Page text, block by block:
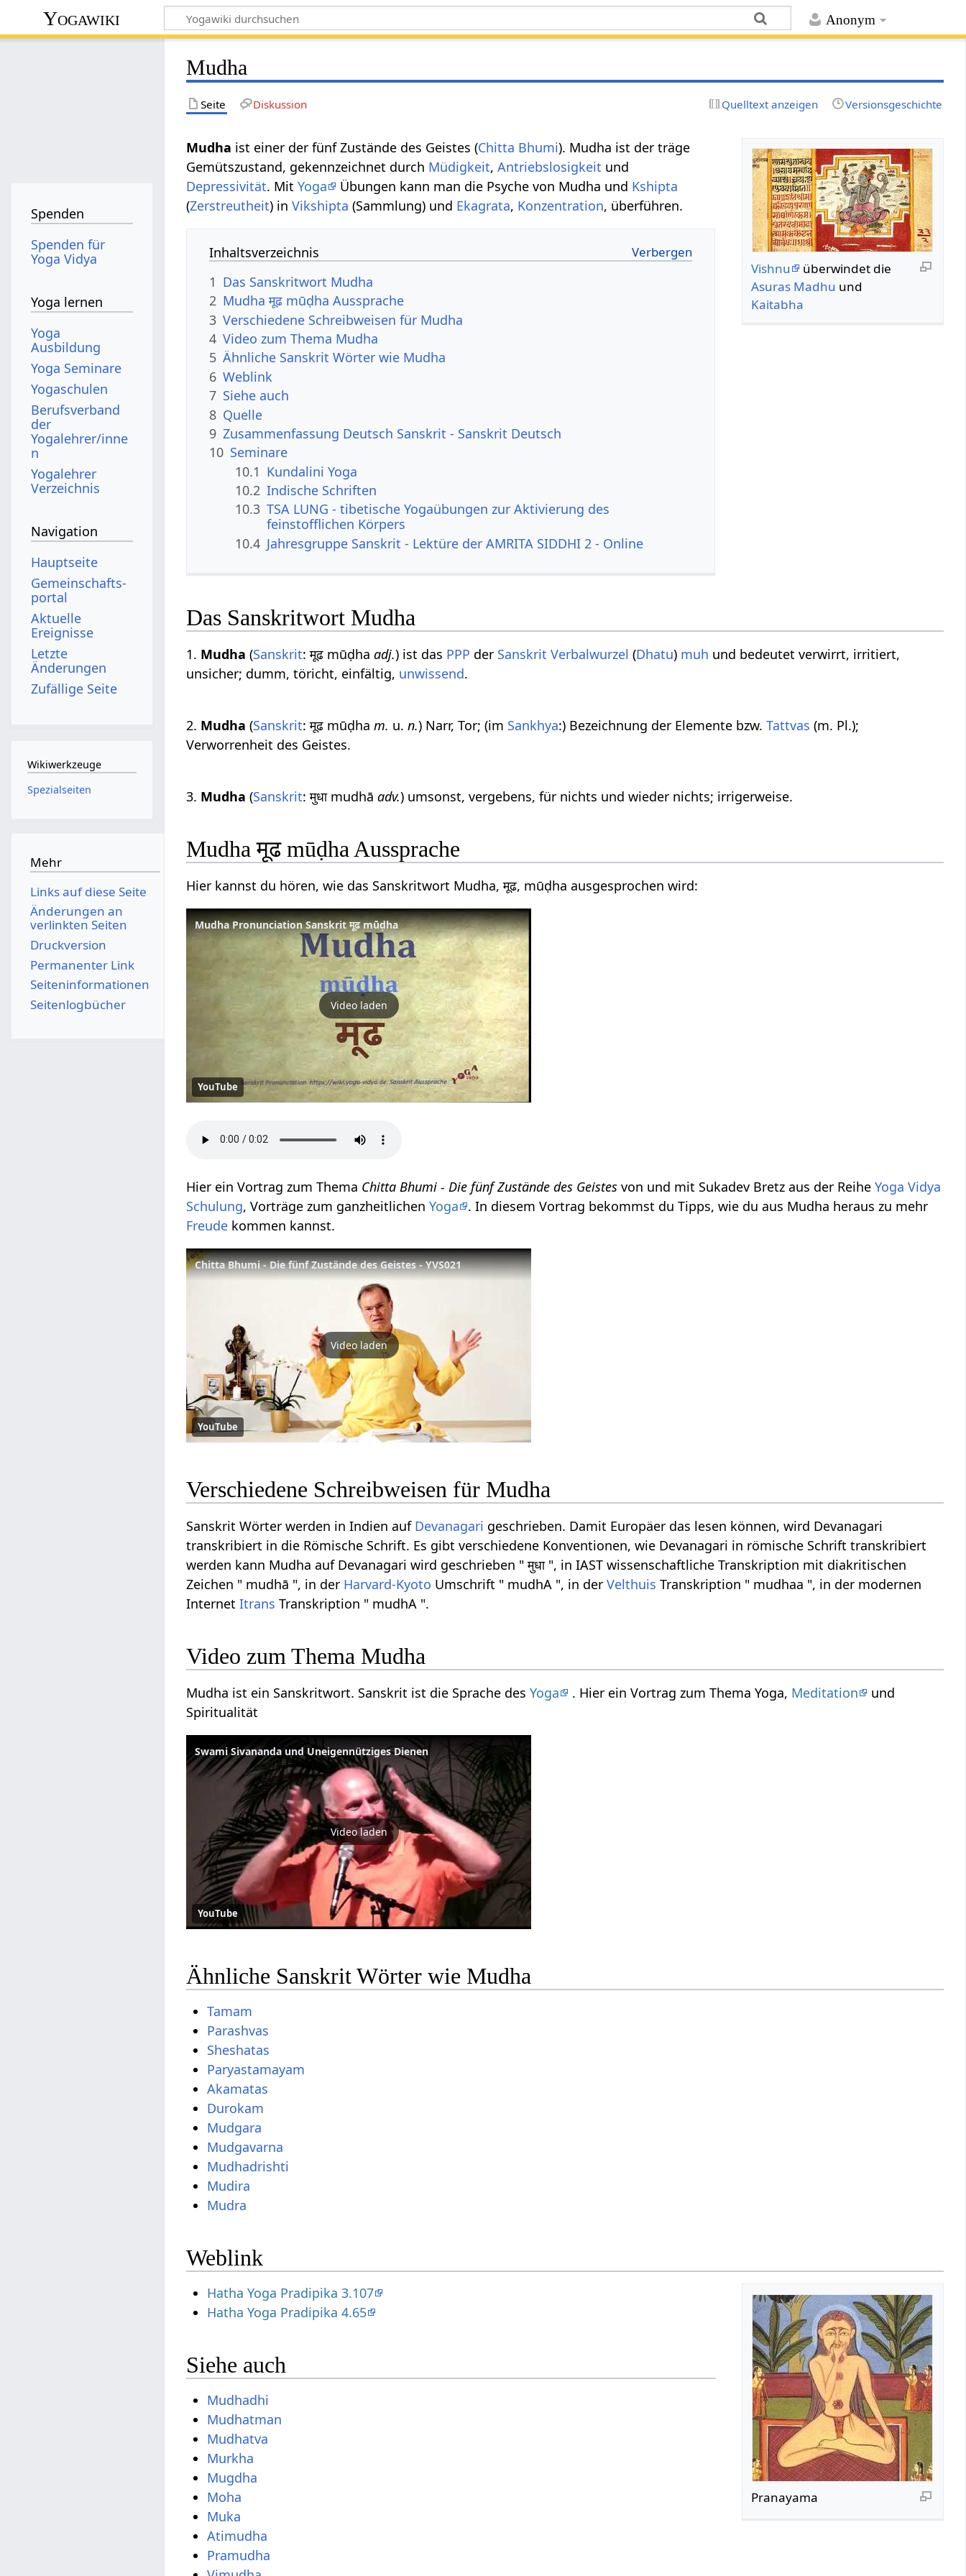
Anonym
Yogawiki
Mudha
Seite Diskussion Quelltext anzeigen Versionsgeschichte
Vishnu
überwindet die
Asuras Madhu und
Kaitabha
Mudha ist einer der fünf Zustände des Geistes (Chitta Bhumi). Mudha ist der träge
Gemütszustand, gekennzeichnet durch Müdigkeit,Antriebslosigkeit und
Depressivität. MitYoga Übungen kann man die Psyche von Mudha und Kshipta
(Zerstreutheit) inVikshipta (Sammlung) und Ekagrata, Konzentration, überführen.
Inhaltsverzeichnis
1 Das Sanskritwort Mudha
2 Mudha मूढ mūḍha Aussprache
3 Verschiedene Schreibweisen für Mudha
4 Video zum Thema Mudha
5 Ähnliche Sanskrit Wörter wie Mudha
6 Weblink
7 Siehe auch
8 Quelle
9 Zusammenfassung Deutsch Sanskrit - Sanskrit Deutsch
10 Seminare
10.1 Kundalini Yoga
10.2 Indische Schriften
10.3 TSA LUNG - tibetische Yogaübungen zur Aktivierung des
feinstofflichen Körpers
10.4 Jahresgruppe Sanskrit - Lektüre der AMRITA SIDDHI 2 - Online
Das Sanskritwort Mudha
1. Mudha (Sanskrit: मूढ mūḍhaadj.) ist das PPP der Sanskrit Verbalwurzel (Dhatu) muh und bedeutet verwirrt, irritiert,
unsicher; dumm, töricht, einfältig, unwissend.
2. Mudha (Sanskrit: मूढ mūḍham. u.n.) Narr, Tor; (im Sankhya:) Bezeichnung der Elemente bzw.Tattvas (m. Pl.);
Verworrenheit des Geistes.
3. Mudha (Sanskrit: मुधा mudhāadv.) umsonst, vergebens, für nichts und wieder nichts; irrigerweise.
Mudha मूढ mūḍha Aussprache
Hier kannst du hören, wie das Sanskritwort Mudha, मूढ, mūḍha ausgesprochen wird:
Mudha Pronunciation Sanskrit मूढ mūḍha
Video laden
YouTube
Hier ein Vortrag zum Thema Chitta Bhumi - Die fünf Zustände des Geistesvon und mit Sukadev Bretz aus der ReiheYoga Vidya
Schulung, Vorträge zum ganzheitlichenYoga
. In diesem Vortrag bekommst du Tipps, wie du aus Mudha heraus zu mehr
Freude kommen kannst.
Chitta Bhumi - Die fünf Zustände des Geistes - YVS021
Video laden
YouTube
Verschiedene Schreibweisen für Mudha
Sanskrit Wörter werden in Indien auf Devanagari geschrieben. Damit Europäer das lesen können, wird Devanagari
transkribiert in die Römische Schrift. Es gibt verschiedene Konventionen, wie Devanagari in römische Schrift transkribiert
werden kann Mudha auf Devanagari wird geschrieben " मुधा ", in IAST wissenschaftliche Transkription mit diakritischen
Zeichen " mudhā ", in der Harvard-Kyoto Umschrift " mudhA ", in derVelthuis Transkription " mudhaa ", in der modernen
InternetItrans Transkription " mudhA ".
Video zum Thema Mudha
Mudha ist ein Sanskritwort. Sanskrit ist die Sprache desYoga . Hier ein Vortrag zum Thema Yoga, Meditation
und
Spiritualität
Swami Sivananda und Uneigennütziges Dienen
Video laden
YouTube
Ähnliche Sanskrit Wörter wie Mudha
Tamam
Parashvas
Sheshatas
Paryastamayam
Akamatas
Durokam
Mudgara
Mudgavarna
Mudhadrishti
Mudira
Mudra
Weblink
Pranayama
Hatha Yoga Pradipika 3.107
Hatha Yoga Pradipika 4.65
Siehe auch
Mudhadhi
Mudhatman
Mudhatva
Murkha
Mugdha
Moha
Muka
Atimudha
Pramudha
Spenden
Spenden für
Yoga Vidya
Yoga lernen
Yoga
Ausbildung
Yoga Seminare
Yogaschulen
Berufsverband
der
Yogalehrer/inne
n
Yogalehrer
Verzeichnis
Navigation
Hauptseite
Gemeinschafts­
portal
Aktuelle
Ereignisse
Letzte
Änderungen
Zufällige Seite
Wikiwerkzeuge
Spezialseiten
Mehr
Links auf diese Seite
Änderungen an
verlinkten Seiten
Druckversion
Permanenter Link
Seiten­­informationen
Seitenlogbücher